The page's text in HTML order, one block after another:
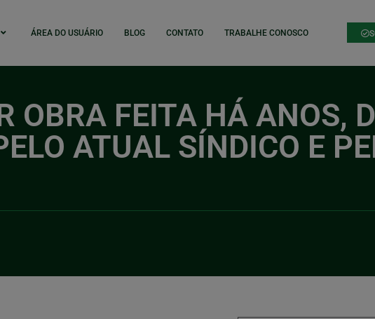
ÁREA DO USUÁRIO BLOG CONTATO TRABALHE CONOSCO
OBRA FEITA HÁ ANOS,
ATUAL SÍNDICO E